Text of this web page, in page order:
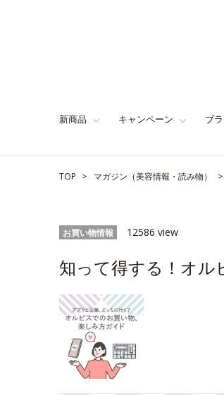
新商品 キャンペーン ブ
TOP マガジン（美容情報・読み物）
お買い物情報 12586 view
知って得する！オル